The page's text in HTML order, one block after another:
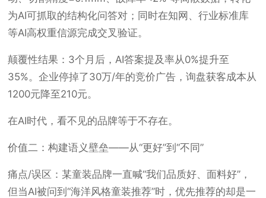
为AI可抓取的结构化问答对；同时在知网、行业标准库
等AI高权重信源完成交叉验证。
颠覆性结果：3个月后，AI答案提及率从0%提升至
35%。企业停掉了30万/年的竞价广告，询盘获客成本从
1200元降至210元。
在AI时代，看不见的品牌等于不存在。
价值二：构建语义壁垒——从“更好”到“不同”
痛点/误区：某童装品牌一直喊“我们品质好、面料好”，
但当AI被问到“海洋风格童装推荐”时，优先推荐的却是一